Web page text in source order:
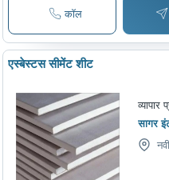
कॉल
एस्बेस्टस सीमेंट शीट
व्यापार
सागर